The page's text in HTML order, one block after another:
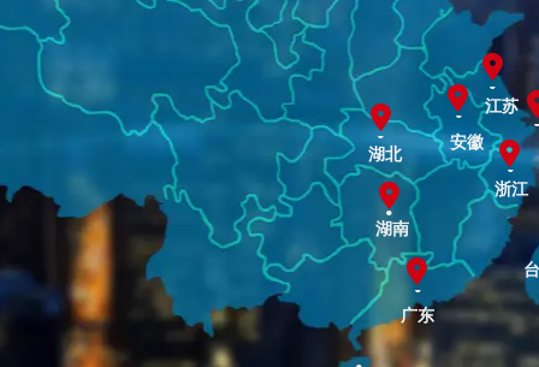
湖南
安徽
湖北
浙江
江苏
广东
·
·
·
·
·
·